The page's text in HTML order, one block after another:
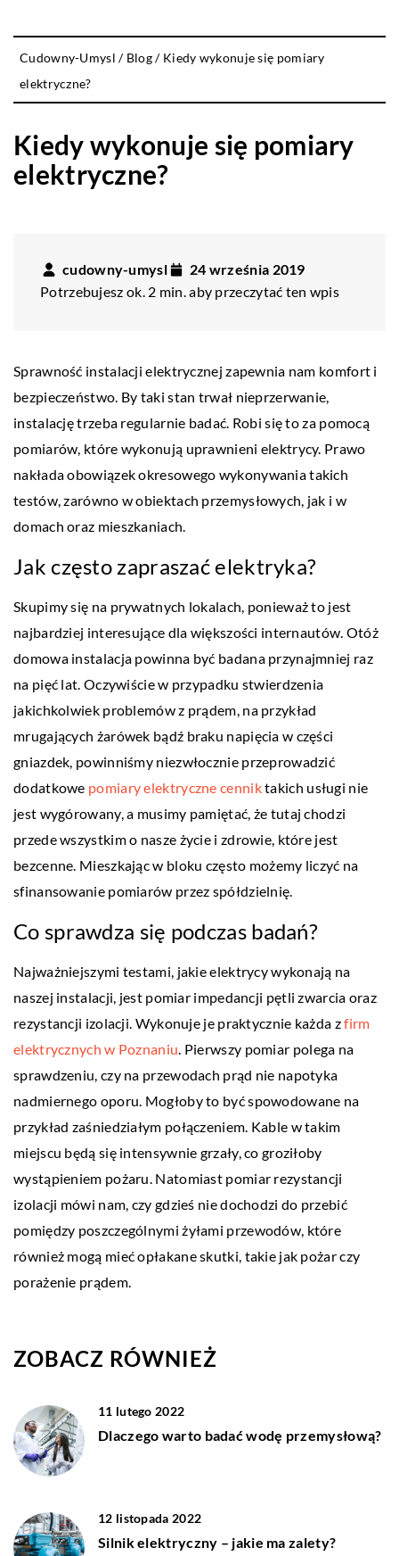
Cudowny-Umysl / Blog/ Kiedy wykonuje się pomiary
elektryczne?
Kiedy wykonuje się pomiary
elektryczne?
cudowny-umysl
24 września 2019
Potrzebujesz ok. 2 min. aby przeczytać ten wpis
Sprawność instalacji elektrycznej zapewnia nam komfort i
bezpieczeństwo. By taki stan trwał nieprzerwanie,
instalację trzeba regularnie badać. Robi się to za pomocą
pomiarów, które wykonują uprawnieni elektrycy. Prawo
nakłada obowiązek okresowego wykonywania takich
testów, zarówno w obiektach przemysłowych, jak i w
domach oraz mieszkaniach.
Jak często zapraszać elektryka?
Skupimy się na prywatnych lokalach, ponieważ to jest
najbardziej interesujące dla większości internautów. Otóż
domowa instalacja powinna być badana przynajmniej raz
na pięć lat. Oczywiście w przypadku stwierdzenia
jakichkolwiek problemów z prądem, na przykład
mrugających żarówek bądź braku napięcia w części
gniazdek, powinniśmy niezwłocznie przeprowadzić
dodatkowe pomiary elektryczne cenniktakich usługi nie
jest wygórowany, a musimy pamiętać, że tutaj chodzi
przede wszystkim o nasze życie i zdrowie, które jest
bezcenne. Mieszkając w bloku często możemy liczyć na
sfinansowanie pomiarów przez spółdzielnię.
Co sprawdza się podczas badań?
Najważniejszymi testami, jakie elektrycy wykonają na
naszej instalacji, jest pomiar impedancji pętli zwarcia oraz
rezystancji izolacji. Wykonuje je praktycznie każda zfirm
elektrycznych w Poznaniu. Pierwszy pomiar polega na
sprawdzeniu, czy na przewodach prąd nie napotyka
nadmiernego oporu. Mogłoby to być spowodowane na
przykład zaśniedziałym połączeniem. Kable w takim
miejscu będą się intensywnie grzały, co groziłoby
wystąpieniem pożaru. Natomiast pomiar rezystancji
izolacji mówi nam, czy gdzieś nie dochodzi do przebić
pomiędzy poszczególnymi żyłami przewodów, które
również mogą mieć opłakane skutki, takie jak pożar czy
porażenie prądem.
ZOBACZ RÓWNIEŻ
11 lutego 2022
Dlaczego warto badać wodę przemysłową?
12 listopada 2022
Silnik elektryczny – jakie ma zalety?